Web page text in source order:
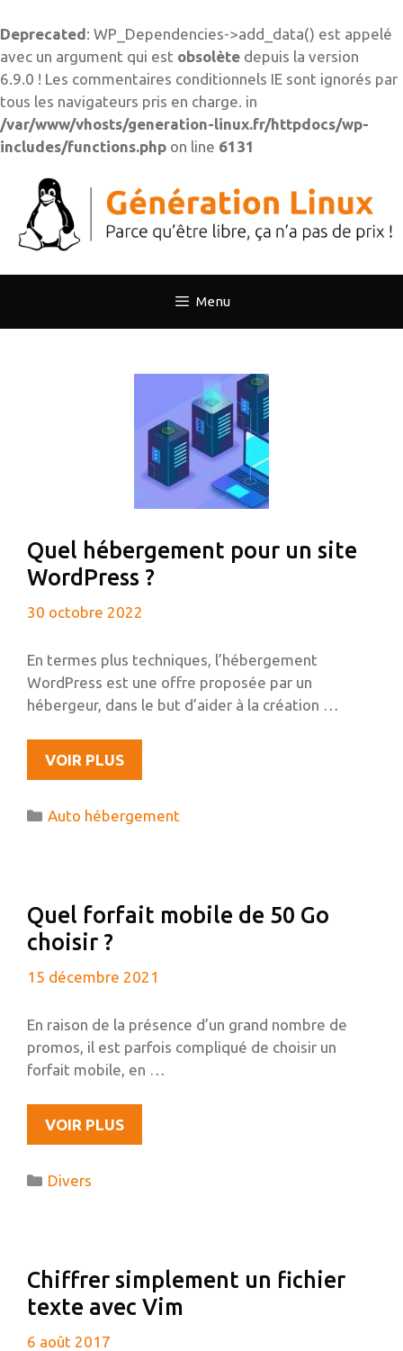
Deprecated: WP_Dependencies->add_data() est appelé
avec un argument qui est obsolète depuis la version
6.9.0 ! Les commentaires conditionnels IE sont ignorés par
tous les navigateurs pris en charge. in
/var/www/vhosts/generation-linux.fr/httpdocs/wp-
includes/functions.php on line 6131
contenu
Menu
Quel hébergement pour un site
WordPress ?
30 octobre 2022
En termes plus techniques, l’hébergement
WordPress est une offre proposée par un
hébergeur, dans le but d’aider à la création …
VOIR PLUSQUEL
HÉBERGEMENT
UN
Catégories
Auto hébergement
Quel forfait mobile de 50 Go
choisir ?
15 décembre 2021
En raison de la présence d’un grand nombre de
promos, il est parfois compliqué de choisir un
forfait mobile, en …
VOIR PLUSQUEL
FORFAIT
?
Catégories
Divers
Chiffrer simplement un fichier
texte avec Vim
6 août 2017